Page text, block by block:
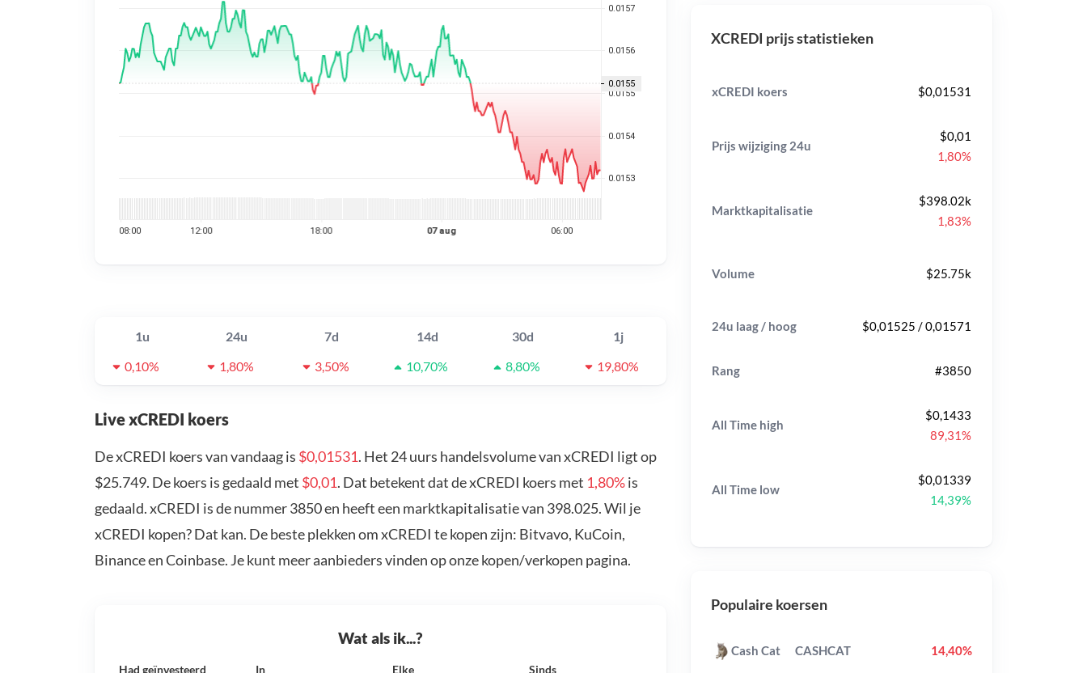
1u 24u 7d 14d 30d
1j
0,10%
1,80% 3,50% 10,70% 8,80% 19,80%
Live xCREDI koers
De xCREDI koers van vandaag is $0,01531. Het 24 uurs handelsvolume van xCREDI ligt op
$25.749. De koers is gedaald met $0,01. Dat betekent dat de xCREDI koers met 1,80%is
gedaald. xCREDI is de nummer 3850 en heeft een marktkapitalisatie van 398.025. Wil je
xCREDI kopen? Dat kan. De beste plekken om xCREDI te kopen zijn: Bitvavo, KuCoin,
Binance en Coinbase. Je kunt meer aanbieders vinden op onze kopen/verkopen pagina.
Wat als ik...?
Had geïnvesteerd In Elke Sinds
XCREDI prijs statistieken
xCREDI koers $0,01531
Prijs wijziging 24u
$0,01
1,80%
Marktkapitalisatie
$398.02k
1,83%
Volume $25.75k
24u laag / hoog $0,01525 / 0,01571
Rang #3850
All Time high
$0,1433
89,31%
All Time low
$0,01339
14,39%
Populaire koersen
Cash Cat CASHCAT 14,40%